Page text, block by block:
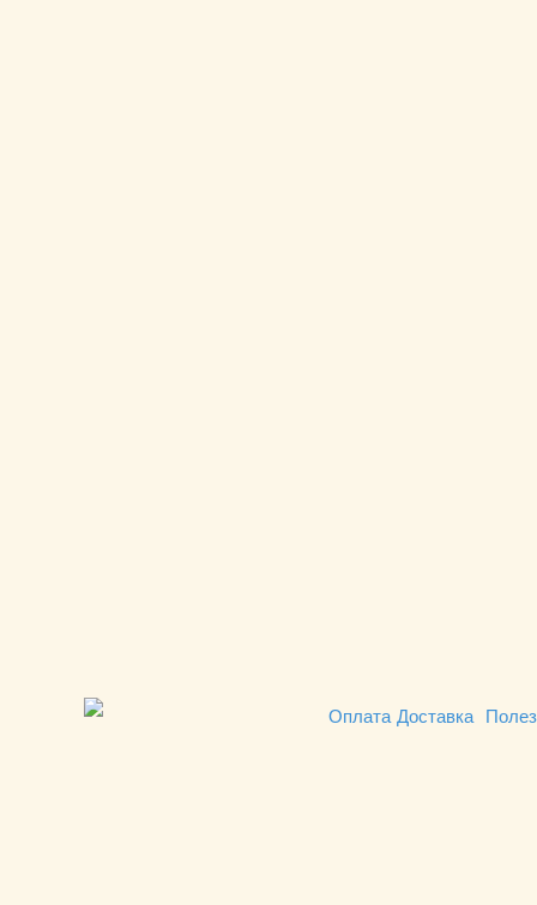
Оплата Доставка